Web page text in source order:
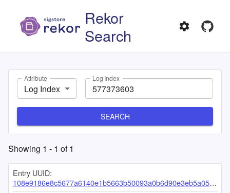
Rekor
Search
Attribute
Log Index
Log Index
SEARCH
Showing 1 - 1 of1
Entry UUID:
108e9186e8c5677a6140e1b5663b50093a0b6d90e3eb5a055afa88a4b1f7abe93149e945118e5236